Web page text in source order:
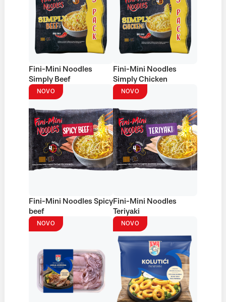
Fini-Mini Noodles
Simply Beef
Fini-Mini Noodles
Simply Chicken
NOVO
Fini-Mini Noodles Spicy
beef
NOVO
Fini-Mini Noodles
Teriyaki
NOVO NOVO